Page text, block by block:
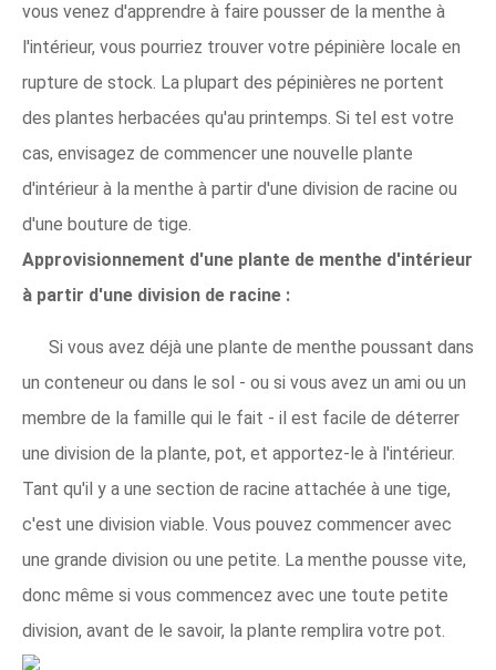
vous venez d'apprendre à faire pousser de la menthe à
l'intérieur, vous pourriez trouver votre pépinière locale en
rupture de stock. La plupart des pépinières ne portent
des plantes herbacées qu'au printemps. Si tel est votre
cas, envisagez de commencer une nouvelle plante
d'intérieur à la menthe à partir d'une division de racine ou
d'une bouture de tige.
Approvisionnement d'une plante de menthe d'intérieur
à partir d'une division de racine :
Si vous avez déjà une plante de menthe poussant dans
un conteneur ou dans le sol - ou si vous avez un ami ou un
membre de la famille qui le fait - il est facile de déterrer
une division de la plante, pot, et apportez-le à l'intérieur.
Tant qu'il y a une section de racine attachée à une tige,
c'est une division viable. Vous pouvez commencer avec
une grande division ou une petite. La menthe pousse vite,
donc même si vous commencez avec une toute petite
division, avant de le savoir, la plante remplira votre pot.